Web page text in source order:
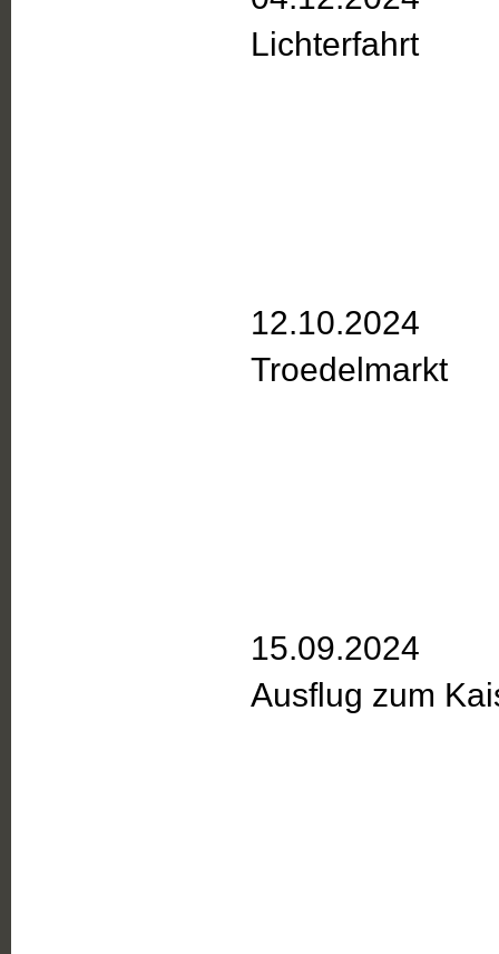
Lichterfahrt
12.10.2024
Troedelmarkt
15.09.2024
Ausflug zum